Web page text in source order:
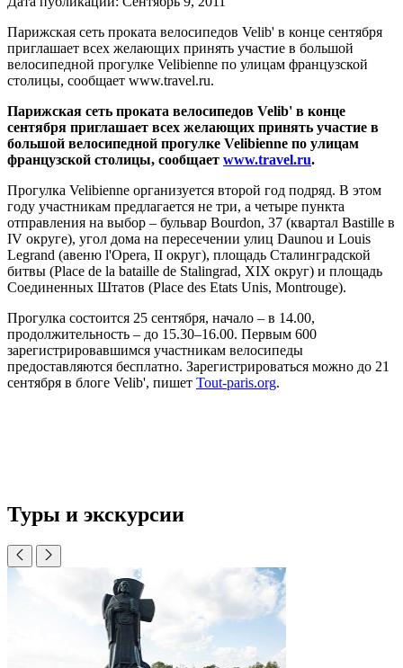
Парижская сеть проката велосипедов Velib' в конце сентября
приглашает всех желающих принять участие в большой
велосипедной прогулке Velibienne по улицам французской
столицы, сообщает www.travel.ru.
Парижская сеть проката велосипедов Velib' в конце
сентября приглашает всех желающих принять участие в
большой велосипедной прогулке Velibienne по улицам
французской столицы, сообщает www.travel.ru.
Прогулка Velibienne организуется второй год подряд. В этом
году участникам предлагается не три, а четыре пункта
отправления на выбор – бульвар Bourdon, 37 (квартал Bastille в
IV округе), угол дома на пересечении улиц Daunou и Louis
Legrand (авеню l'Opera, II округ), площадь Сталинградской
битвы (Рlace de la bataille de Stalingrad, XIX округ) и площадь
Соединенных Штатов (Рlace des Etats Unis, Montrouge).
Прогулка состоится 25 сентября, начало – в 14.00,
продолжительность – до 15.30–16.00. Первым 600
зарегистрировавшимся участникам велосипеды
предоставляются бесплатно. Зарегистрироваться можно до 21
сентября в блоге Velib', пишет Tout-paris.org.
Туры и экскурсии